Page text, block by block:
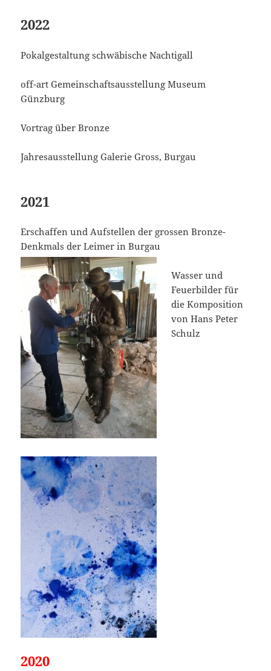
2022
Pokalgestaltung schwäbische Nachtigall
off-art Gemeinschaftsausstellung Museum
Günzburg
Vortrag über Bronze
Jahresausstellung Galerie Gross, Burgau
2021
Erschaffen und Aufstellen der grossen Bronze-
Denkmals der Leimer in Burgau
Wasser und
Feuerbilder für
die Komposition
von Hans Peter
Schulz
2020